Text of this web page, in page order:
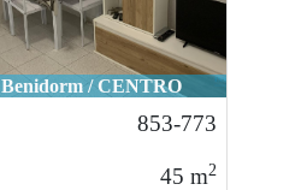
Benidorm / CENTRO
853-773
45 m2